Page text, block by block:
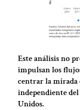
Este análisis no
impulsan los
centrar la mirada
independiente del
Unidos.